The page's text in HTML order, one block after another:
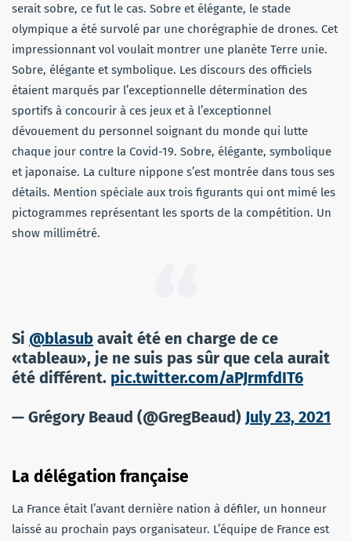
serait sobre, ce fut le cas. Sobre et élégante, le stade
olympique a été survolé par une chorégraphie de drones. Cet
impressionnant vol voulait montrer une planète Terre unie.
Sobre, élégante et symbolique. Les discours des officiels
étaient marqués par l’exceptionnelle détermination des
sportifs à concourir à ces jeux et à l’exceptionnel
dévouement du personnel soignant du monde qui lutte
chaque jour contre la Covid-19. Sobre, élégante, symbolique
et japonaise. La culture nippone s’est montrée dans tous ses
détails. Mention spéciale aux trois figurants qui ont mimé les
pictogrammes représentant les sports de la compétition. Un
show millimétré.
Si @blasub avait été en charge de ce
«tableau», je ne suis pas sûr que cela aurait
été différent. pic.twitter.com/aPJrmfdIT6
— Grégory Beaud (@GregBeaud) July 23, 2021
La délégation française
La France était l’avant dernière nation à défiler, un honneur
laissé au prochain pays organisateur. L’équipe de France est